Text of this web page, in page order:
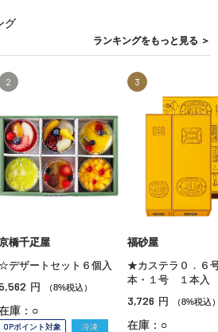
グ
ランキングをもっと見る ＞
2
橋千疋屋
☆デザートセット６個入
円 （8%税込）
庫：○
OPポイント対象 冷凍
3
福砂屋
★カステラ０．６
本・１号 １本入
3,726 円 （8%税込
在庫：○